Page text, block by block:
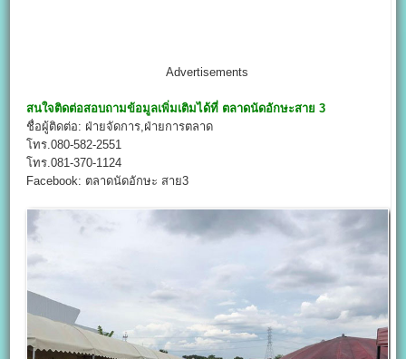
Advertisements
สนใจติดต่อสอบถามข้อมูลเพิ่มเติมได้ที่ ตลาดนัดอักษะสาย 3
ชื่อผู้ติดต่อ: ฝ่ายจัดการ,ฝ่ายการตลาด
โทร.080-582-2551
โทร.081-370-1124
Facebook: ตลาดนัดอักษะ สาย3